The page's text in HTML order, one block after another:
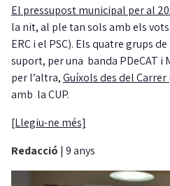
El pressupost municipal per al
la nit, al ple tan sols amb els
ERC i el PSC). Els quatre grups
suport, per una banda PDeCAT i
per l’altra,Guíxols des del Carrer
amb la CUP.
[Llegiu-ne més]
Redacció | 9 anys